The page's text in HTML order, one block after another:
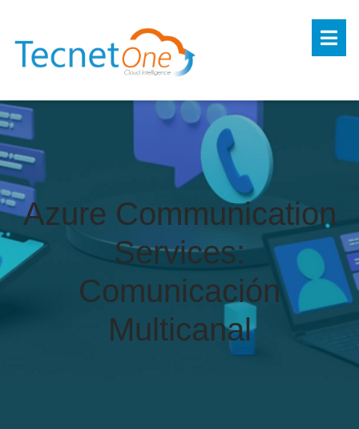
Azure Communication
Services:
Comunicación
Multicanal